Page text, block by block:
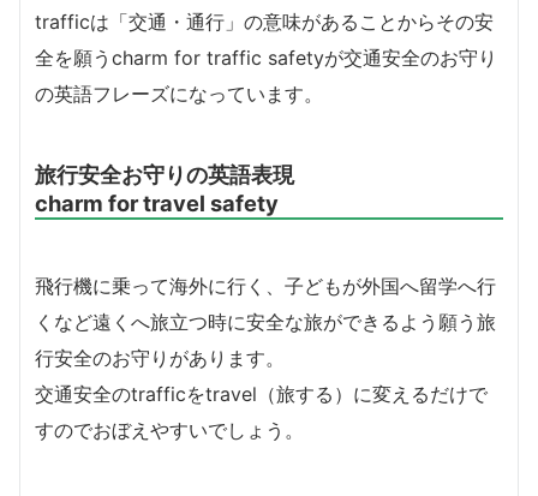
trafficは「交通・通行」の意味があることからその安
全を願うcharm for traffic safetyが交通安全のお守り
の英語フレーズになっています。
旅行安全お守りの英語表現
charm for travel safety
飛行機に乗って海外に行く、子どもが外国へ留学へ行
くなど遠くへ旅立つ時に安全な旅ができるよう願う旅
行安全のお守りがあります。
交通安全のtrafficをtravel（旅する）に変えるだけで
すのでおぼえやすいでしょう。